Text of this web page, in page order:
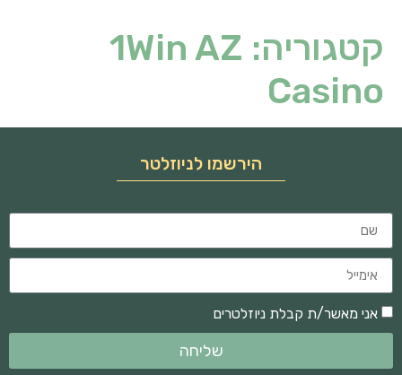
קטגוריה: 1Win AZ
Casino
הירשמו לניוזלטר
אני מאשר/ת קבלת ניוזלטרים
שליחה